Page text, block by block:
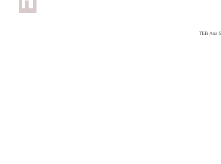
TEB Ana